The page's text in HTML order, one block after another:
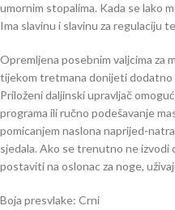
umornim stopalima. Kada se lako
Ima slavinu i slavinu za regulaciju
Opremljena posebnim valjcima za
tijekom tretmana donijeti dodatno
Priloženi daljinski upravljač
programa ili ručno podešavanje
pomicanjem naslona naprijed-
sjedala. Ako se trenutno ne izvodi
postaviti na oslonac za noge,
Boja presvlake: Crni